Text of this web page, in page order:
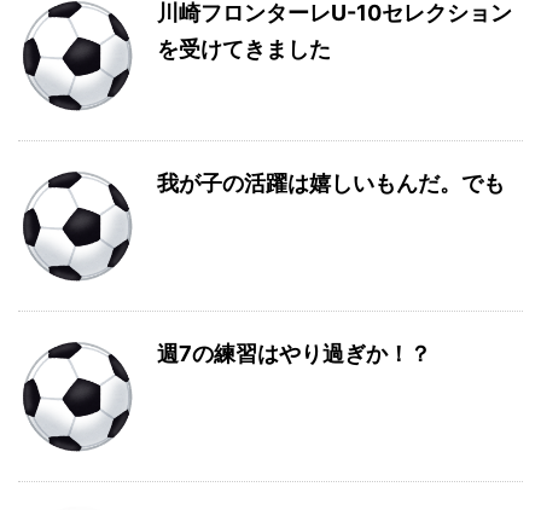
川崎フロンターレU-10セレクション
を受けてきました
我が子の活躍は嬉しいもんだ。でも
週7の練習はやり過ぎか！？